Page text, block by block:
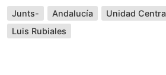
Junts- Andalucía
Luis Rubiales